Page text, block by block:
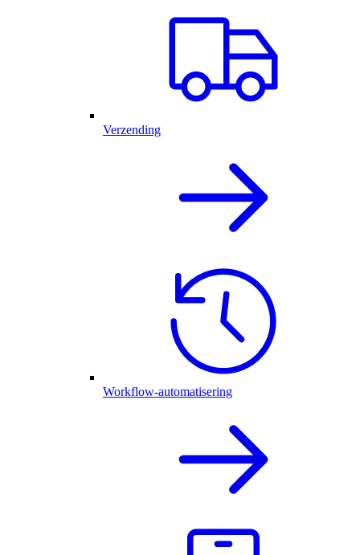
Verzending
Workflow-automatisering